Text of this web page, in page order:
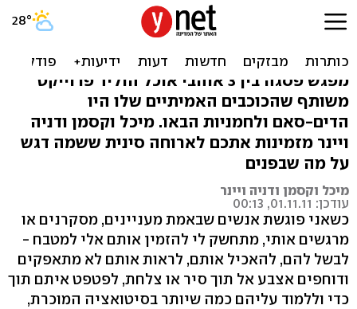
שניים סינים: דים סאם
ולחמניות באו
מפגש פסגה בין 3 אוהבי אוכל הוליד פרוייקט
משותף שהכוכבים האמיתיים שלו היו
הדים-סאם ולחמניות הבאו. מיכל וקסמן ודניה
ויינר מזמינות אתכם לארוחה סינית ששמה דגש
על מה שבפנים
מיכל וקסמן ודניה ויינר
עודכן: 01.11.11, 00:13
כשאני פוגשת אנשים שבאמת מעניינים, מסקרנים או
מרגשים אותי, מתחשק לי להזמין אותם אלי למטבח -
לבשל להם, להאכיל אותם, לראות אותם לא מתאפקים
ודוחפים אצבע אל תוך סיר או צלחת, לפטפט איתם תוך
כדי וללמוד עליהם כמה שיותר בסיטואציה המוכרת,